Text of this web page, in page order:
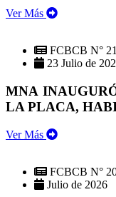
Ver Más
FCBCB N°
23 Julio de
MNA
LA PLACA,
Ver Más
FCBCB N°
Julio de 2026